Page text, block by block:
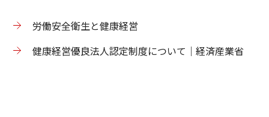
労働安全衛生と健康経営
健康経営優良法人認定制度について｜経済産業省